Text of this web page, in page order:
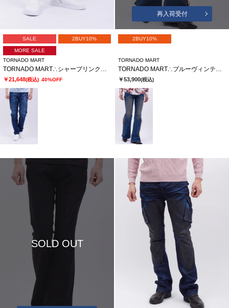
SALE 2BUY10%
MORE SALE
TORNADO MART
TORNADO MART∴シャープリンクルテーパードデニム
￥21,648(税込) 40%OFF
再入荷受付
2BUY10%
TORNADO MART
TORNADO MART∴ブルーヴィンテージレースアップべルボトム
￥53,900(税込)
SOLD OUT